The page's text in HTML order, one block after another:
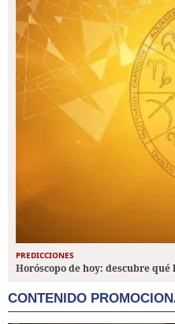
PREDICCIONES
Horóscopo de hoy: descubre
CONTENIDO